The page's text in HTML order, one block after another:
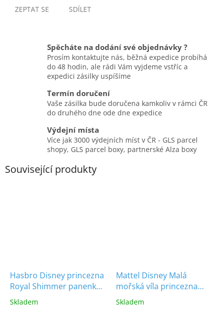
ZEPTAT SE SDÍLET
Spěcháte na dodání své objednávky ?
Prosím kontaktujte nás, běžná expedice probíhá
do 48 hodin, ale rádi Vám vyjdeme vstříc a
expedici zásilky uspíšíme
Termín doručení
Vaše zásilka bude doručena kamkoliv v rámci ČR
do druhého dne ode dne expedice
Výdejní místa
Více jak 3000 výdejních míst v ČR - GLS parcel
shopy, GLS parcel boxy, partnerské Alza boxy
Související produkty
Hasbro Disney princezna
Royal Shimmer panenka
Mulan F0905
Skladem
Mattel Disney Malá
mořská víla princezna
Ariel
Skladem